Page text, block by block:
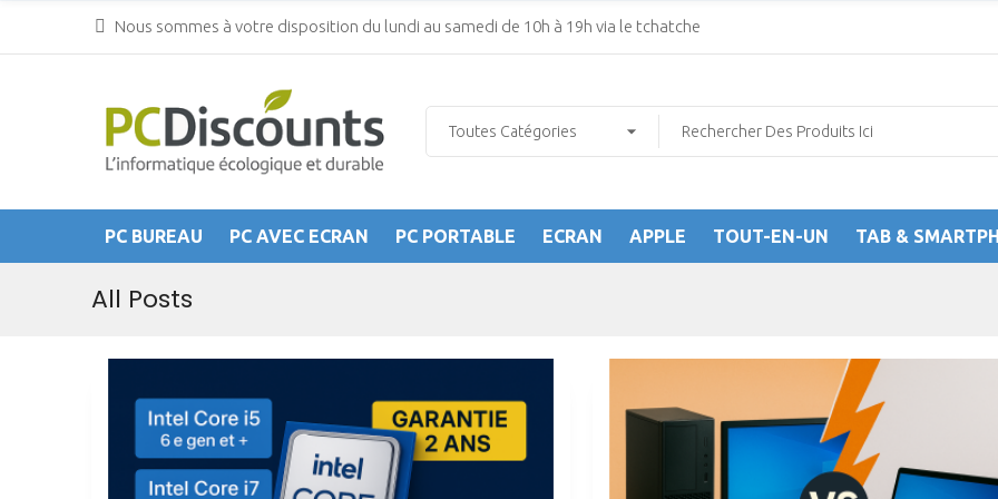
Nous sommes à votre disposition du lundi au samedi de 10h à 19h via le tchatche
PC BUREAU PC AVEC ECRAN PC PORTABLE ECRAN APPLE TOUT-EN-UN TAB &
All Posts